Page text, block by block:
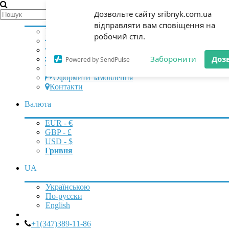
Дозвольте сайту sribnyk.com.ua
відправляти вам сповіщення на
робочий стіл.
Powered by SendPulse Заборонити
Мій аккаунт
Увійти
Зареєструватися
Порівняння (0)
Оформити замовлення
Контакти
Валюта
EUR - €
GBP - £
USD - $
Гривня
UA
Українською
По-русски
English
+1(347)389-11-86